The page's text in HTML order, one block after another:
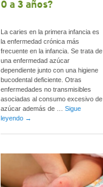
0 a 3 años?
La caries en la primera infancia es
la enfermedad crónica más
frecuente en la infancia. Se trata de
una enfermedad azúcar
dependiente junto con una higiene
bucodental deficiente. Otras
enfermedades no transmisibles
asociadas al consumo excesivo de
azúcar además de … Sigue
leyendo →